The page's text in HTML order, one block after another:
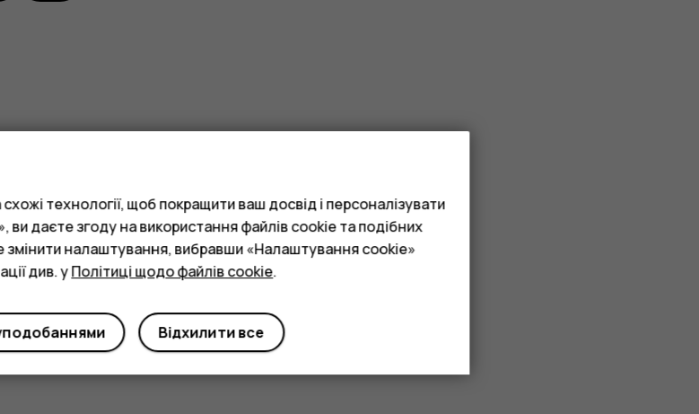
технології, щоб покращити ваш досвід і персоналізувати
даєте згоду на використання файлів cookie та подібних
змінити налаштування, вибравши «Налаштування cookie»
див. уПолітиці щодо файлів cookie.
Відхилити все